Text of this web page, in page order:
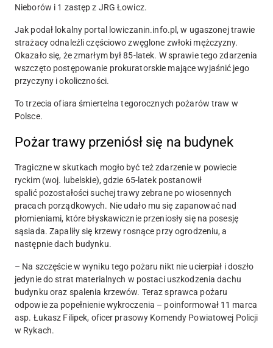
Nieborów i 1 zastęp z JRG Łowicz.
Jak podał lokalny portal lowiczanin.info.pl, w ugaszonej trawie
strażacy odnaleźli częściowo zwęglone zwłoki mężczyzny.
Okazało się, że zmarłym był 85-latek. W sprawie tego zdarzenia
wszczęto postępowanie prokuratorskie mające wyjaśnić jego
przyczyny i okoliczności.
To trzecia ofiara śmiertelna tegorocznych pożarów traw w
Polsce.
Pożar trawy przeniósł się na budynek
Tragiczne w skutkach mogło być też zdarzenie w powiecie
ryckim (woj. lubelskie), gdzie 65-latek postanowił
spalić pozostałości suchej trawy zebrane po wiosennych
pracach porządkowych. Nie udało mu się zapanować nad
płomieniami, które błyskawicznie przeniosły się na posesję
sąsiada. Zapaliły się krzewy rosnące przy ogrodzeniu, a
następnie dach budynku.
– Na szczęście w wyniku tego pożaru nikt nie ucierpiał i doszło
jedynie do strat materialnych w postaci uszkodzenia dachu
budynku oraz spalenia krzewów. Teraz sprawca pożaru
odpowie za popełnienie wykroczenia – poinformował 11 marca
asp. Łukasz Filipek, oficer prasowy Komendy Powiatowej Policji
w Rykach.